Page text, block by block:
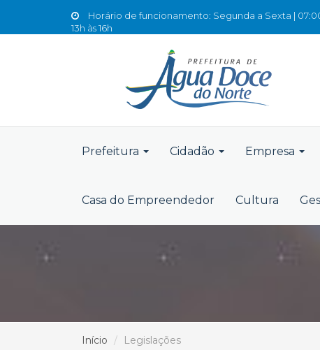
Horário de funcionamento: Segunda a Sexta |
13h às 16h
Prefeitura Cidadão Empresa
Casa do Empreendedor Cultura
Início Legislações